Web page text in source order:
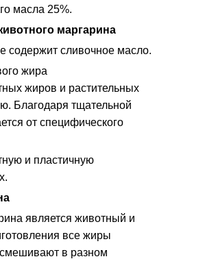
масла 25%.
маргарина
содержит сливочное масло.
жира
жиров и растительных
Благодаря тщательной
от специфического
и пластичную
является животный и
все жиры
в разном